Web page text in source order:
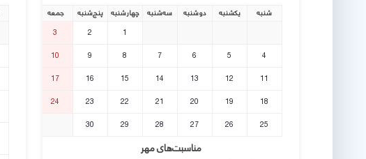
شنبه یکشنبه دوشنبه سه‌شنبه چهارشنبه پنج‌شنبه
جمعه
1
2
3
4
5
6
7
8
9
10
11
12
13
14
15
16
17
18
19
20
21
22
23
24
25
26
27
28
29
30
مناسبت‌های مهر